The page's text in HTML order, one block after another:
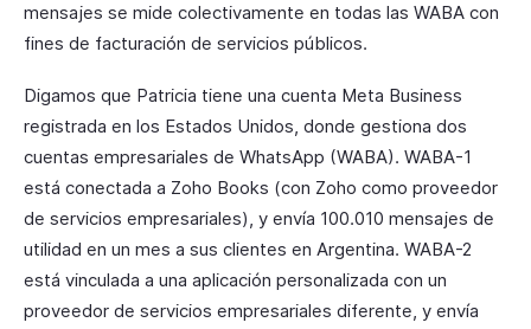
mensajes se mide colectivamente en todas las WABA con
fines de facturación de servicios públicos.
Digamos que Patricia tiene una cuenta Meta Business
registrada en los Estados Unidos, donde gestiona dos
cuentas empresariales de WhatsApp (WABA). WABA-1
está conectada a Zoho Books (con Zoho como proveedor
de servicios empresariales), y envía 100.010 mensajes de
utilidad en un mes a sus clientes en Argentina. WABA-2
está vinculada a una aplicación personalizada con un
proveedor de servicios empresariales diferente, y envía